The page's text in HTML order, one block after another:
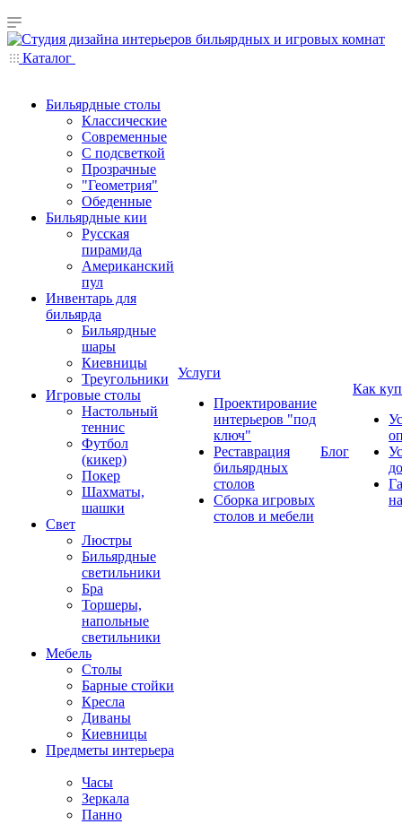
Каталог
Бильярдные столы
Классические
Современные
С подсветкой
Прозрачные
"Геометрия"
Обеденные
Бильярдные кии
Русская
пирамида
Американский
пул
Инвентарь для
бильярда
Бильярдные
шары
Киевницы
Треугольники
Игровые столы
Настольный
теннис
Футбол
(кикер)
Покер
Шахматы,
шашки
Свет
Люстры
Бильярдные
светильники
Бра
Торшеры,
напольные
светильники
Мебель
Столы
Барные стойки
Кресла
Диваны
Киевницы
Предметы интерьера
Часы
Зеркала
Панно
Услуги
Проектирование
интерьеров "под
ключ"
Реставрация
бильярдных
столов
Сборка игровых
столов и мебели
Блог
Как